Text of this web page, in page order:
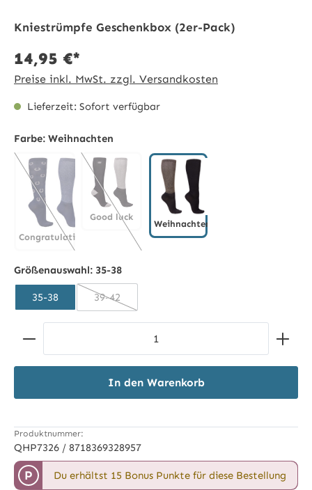
Kniestrümpfe Geschenkbox (2er-Pack)
14,95 €*
Preise inkl. MwSt. zzgl. Versandkosten
Lieferzeit: Sofort verfügbar
Farbe: Weihnachten
Congratulations
Good luck
Good luck
(Diese Option ist zurzeit nicht verfügbar.)
Weihnachten
Größenauswahl: 35-38
35-38 39-42
(Diese Option ist zurzeit nicht verfügbar.)
Produkt Anzahl: Gib den gewünschten Wert ein
In den Warenkorb
Produktnummer:
QHP7326 / 8718369328957
P Du erhältst 15 Bonus Punkte für diese Bestellung